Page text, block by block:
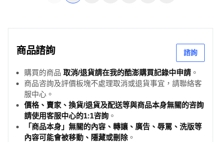
商品諮詢 諮詢
購買的商品 取消/退貨請在我的酷澎購買記錄中申請 。
商品咨詢及評價板塊不處理取消或退貨事宜，請聯絡客
服中心。
價格、賣家、換貨/退貨及配送等與商品本身無關的咨詢
請使用客服中心的1:1咨詢 。
「商品本身」無關的內容、轉讓、廣告、辱罵、洗版等
內容可能會被移動、隱藏或刪除。